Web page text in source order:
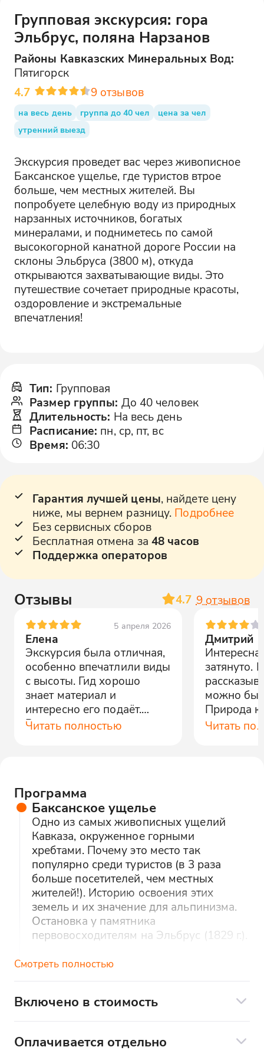
Групповая экскурсия: гора
Эльбрус, поляна Нарзанов
Районы Кавказских Минеральных Вод:
Пятигорск
4.7
9 отзывов
на весь день группа до 40 чел
цена за чел
утренний выезд
Экскурсия проведет вас через живописное
Баксанское ущелье, где туристов втрое
больше, чем местных жителей. Вы
попробуете целебную воду из природных
нарзанных источников, богатых
минералами, и подниметесь по самой
высокогорной канатной дороге России на
склоны Эльбруса (3800 м), откуда
открываются захватывающие виды. Это
путешествие сочетает природные красоты,
оздоровление и экстремальные
впечатления!
Тип: Групповая
Размер группы: До 40 человек
Длительность: На весь день
Расписание: пн, ср, пт, вс
Время: 06:30
Гарантия лучшей цены, найдете цену
ниже, мы вернем разницу. Подробнее
Без сервисных сборов
Бесплатная отмена за 48 часов
Поддержка операторов
Отзывы 4.7 9 отзывов
5 апреля 2026
Елена
Экскурсия была отличная,
особенно впечатлили виды
с высоты. Гид хорошо
знает материал и
интересно его подаёт.
Рекомендую всем, кто
Читать полностью
Дмитрий
затянуто.
можно
Природа
все
Читать
Программа
Баксанское ущелье
Одно из самых живописных ущелий
Кавказа, окруженное горными
хребтами. Почему это место так
популярно среди туристов (в 3 раза
больше посетителей, чем местных
жителей!). Историю освоения этих
земель и их значение для альпинизма.
Остановка у памятника
первовосходителям на Эльбрус (1829 г.).
Поляна нарзанов
полезны нарзаны (богаты железом,
элементами). Как правильно пить
лечебную воду и кому она особенно
Смотреть полностью
Включено в стоимость
Транспортное обслуживание
Оплачивается отдельно